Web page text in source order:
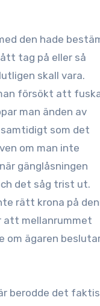
den hade
tag på eller så
skall vara.
försökt att
man änden av
som det
om man inte
gänglåsningen
det såg trist ut.
rätt krona på
att mellanrummet
om ägaren
berodde det